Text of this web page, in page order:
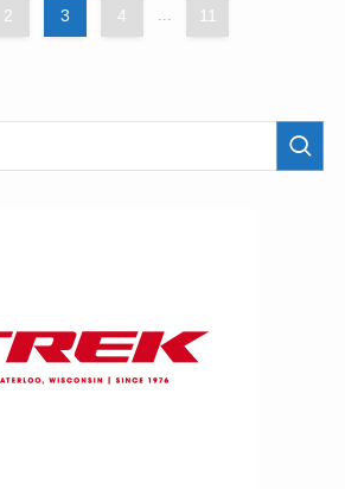
2 3 4 ... 11